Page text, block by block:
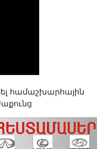
համաշխարհային